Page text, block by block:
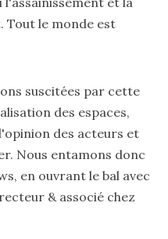
le monde est
suscitées par cette
des espaces,
des acteurs et
Nous entamons donc
en ouvrant le bal avec
& associé chez